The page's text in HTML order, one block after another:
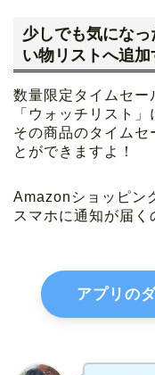
少しでも気にな
い物リストへ追加
数量限定タイムセー
「ウォッチリスト
その商品のタイムセ
とができますよ！
Amazonショッピン
スマホに通知が届く
アプリの